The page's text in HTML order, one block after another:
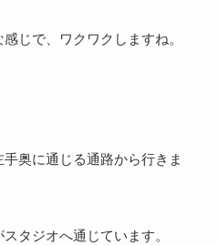
じで、ワクワクしますね。
奥に通じる通路から行きま
タジオへ通じています。